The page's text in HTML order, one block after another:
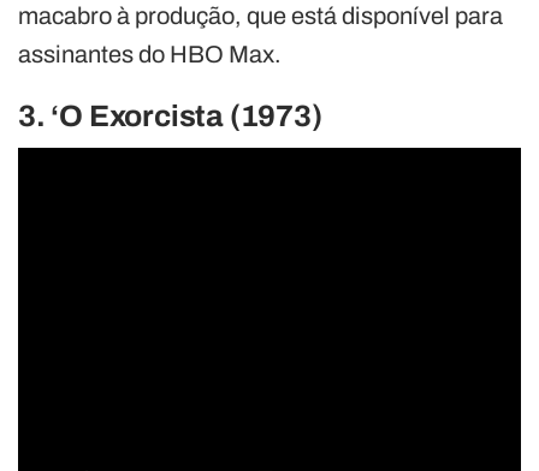
macabro à produção, que está disponível para
assinantes do HBO Max.
3. ‘O Exorcista (1973)